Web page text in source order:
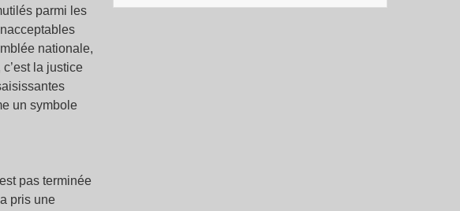
parmi les
nationale,
la justice
un symbole
pas terminée
pris une